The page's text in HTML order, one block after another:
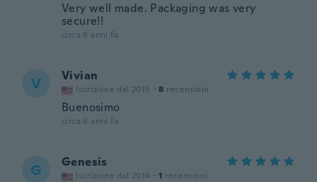
Very well made. Packaging was very
secure!!
circa 6 anni fa
V Vivian
Iscrizione dal 2015 · 8 recensioni
Buenosimo
circa 6 anni fa
G Genesis
Iscrizione dal 2014 · 1 recensioni